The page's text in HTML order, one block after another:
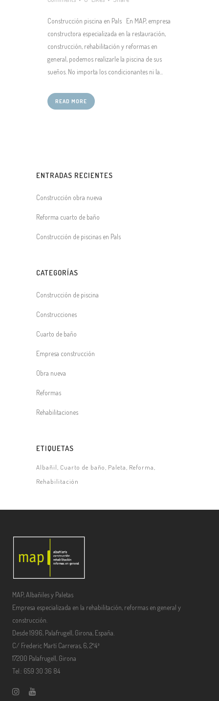
Construcción piscina en Pals En MAP, empresa
constructora especializada en la restauración,
construcción, rehabilitación y reformas en
general, podemos realizarle la piscina de sus
sueños. No importa los condicionantes ni la...
READ MORE
ENTRADAS RECIENTES
Construcción obra nueva
Reforma cuarto de baño
Construcción de piscinas en Pals
CATEGORÍAS
Construcción de piscina
Construcciones
Cuarto de baño
Empresa construcción
Obra nueva
Reformas
Rehabilitaciones
ETIQUETAS
Albañil Cuarto de baño Paleta Reforma
Rehabilitación
MAP, Albañiles y Paletas
Empresa especializada en la rehabilitación, reformas en general y
construcción.
Desde 1996, Palafrugell, Girona, España.
C/ Frederic Martí Carreras, 6, 2º4ª
17200 Palafrugell, Girona
Tel.: 659 30 36 84